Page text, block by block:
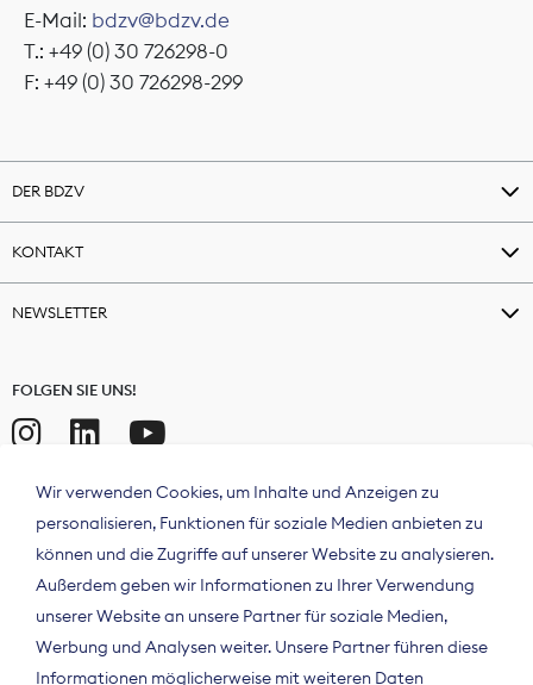
E-Mail: bdzv@bdzv.de
T.: +49 (0) 30 726298-0
F: +49 (0) 30 726298-299
DER BDZV
KONTAKT
NEWSLETTER
FOLGEN SIE UNS!
Wir verwenden Cookies, um Inhalte und Anzeigen zu
personalisieren, Funktionen für soziale Medien anbieten zu
können und die Zugriffe auf unserer Website zu analysieren.
Außerdem geben wir Informationen zu Ihrer Verwendung
unserer Website an unsere Partner für soziale Medien,
Werbung und Analysen weiter. Unsere Partner führen diese
Informationen möglicherweise mit weiteren Daten